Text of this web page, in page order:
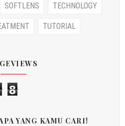
SOFTLENS TECHNOLOGY
TUTORIAL
8
YANG KAMU CARI!